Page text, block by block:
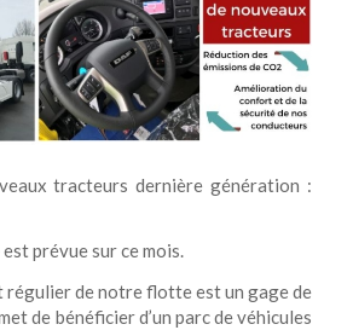
tracteurs dernière génération :
prévue sur ce mois.
régulier de notre flotte est un gage de
de bénéficier d’un parc de véhicules